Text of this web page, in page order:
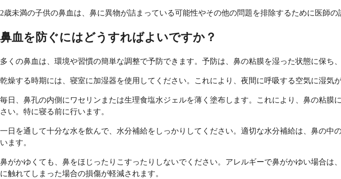
2歳未満の子供の鼻血は、鼻に異物が詰まっている可能性やその他の問題を排除するために医師
鼻血を防ぐにはどうすればよいですか？
多くの鼻血は、環境や習慣の簡単な調整で予防できます。予防は、鼻の粘膜を湿った状態に保ち
乾燥する時期には、寝室に加湿器を使用してください。これにより、夜間に呼吸する空気に湿気
毎日、鼻孔の内側にワセリンまたは生理食塩水ジェルを薄く塗布します。これにより、鼻の粘
さい。特に寝る前に行います。
一日を通して十分な水を飲んで、水分補給をしっかりしてください。適切な水分補給は、鼻の
います。
鼻がかゆくても、鼻をほじったりこすったりしないでください。アレルギーで鼻がかゆい場合
に触れてしまった場合の損傷が軽減されます。